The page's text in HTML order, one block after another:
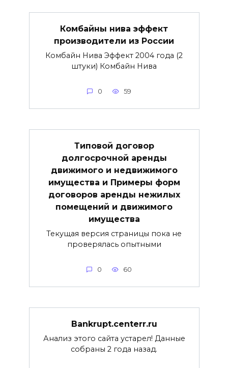
Комбайны нива эффект
производители из России
Комбайн Нива Эффект 2004 года (2
штуки) Комбайн Нива
0 59
Типовой договор
долгосрочной аренды
движимого и недвижимого
имущества и Примеры форм
договоров аренды нежилых
помещений и движимого
имущества
Текущая версия страницы пока не
проверялась опытными
0 60
Bankrupt.centerr.ru
Анализ этого сайта устарел! Данные
собраны 2 года назад.